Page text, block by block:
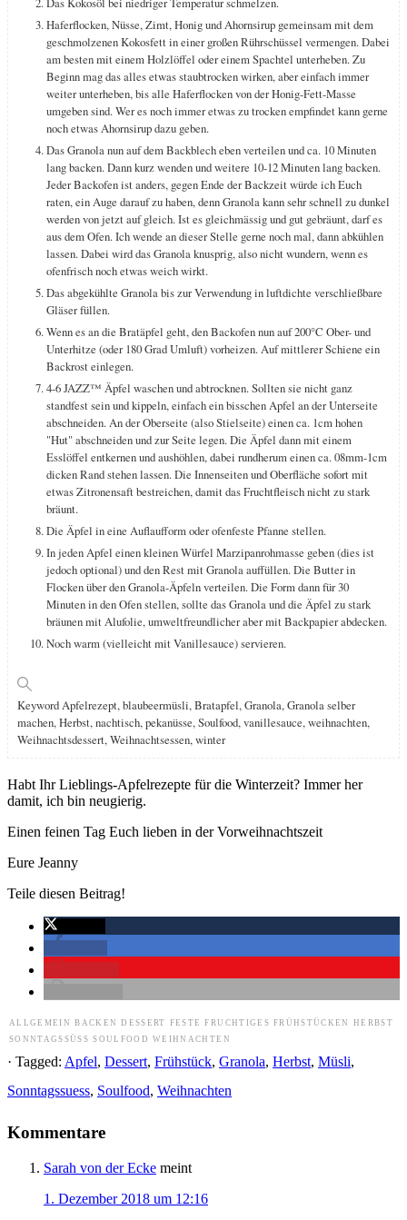
Haferflocken, Nüsse, Zimt, Honig und Ahornsirup gemeinsam mit dem
geschmolzenen Kokosfett in einer großen Rührschüssel vermengen. Dabei
am besten mit einem Holzlöffel oder einem Spachtel unterheben. Zu
Beginn mag das alles etwas staubtrocken wirken, aber einfach immer
weiter unterheben, bis alle Haferflocken von der Honig-Fett-Masse
umgeben sind. Wer es noch immer etwas zu trocken empfindet kann gerne
noch etwas Ahornsirup dazu geben.
Das Granola nun auf dem Backblech eben verteilen und ca. 10 Minuten
lang backen. Dann kurz wenden und weitere 10-12 Minuten lang backen.
Jeder Backofen ist anders, gegen Ende der Backzeit würde ich Euch
raten, ein Auge darauf zu haben, denn Granola kann sehr schnell zu dunkel
werden von jetzt auf gleich. Ist es gleichmässig und gut gebräunt, darf es
aus dem Ofen. Ich wende an dieser Stelle gerne noch mal, dann abkühlen
lassen. Dabei wird das Granola knusprig, also nicht wundern, wenn es
ofenfrisch noch etwas weich wirkt.
Das abgekühlte Granola bis zur Verwendung in luftdichte verschließbare
Gläser füllen.
Wenn es an die Bratäpfel geht, den Backofen nun auf 200°C Ober- und
Unterhitze (oder 180 Grad Umluft) vorheizen. Auf mittlerer Schiene ein
Backrost einlegen.
4-6 JAZZ™ Äpfel waschen und abtrocknen. Sollten sie nicht ganz
standfest sein und kippeln, einfach ein bisschen Apfel an der Unterseite
abschneiden. An der Oberseite (also Stielseite) einen ca. 1cm hohen
"Hut" abschneiden und zur Seite legen. Die Äpfel dann mit einem
Esslöffel entkernen und aushöhlen, dabei rundherum einen ca. 08mm-1cm
dicken Rand stehen lassen. Die Innenseiten und Oberfläche sofort mit
etwas Zitronensaft bestreichen, damit das Fruchtfleisch nicht zu stark
bräunt.
Die Äpfel in eine Auflaufform oder ofenfeste Pfanne stellen.
In jeden Apfel einen kleinen Würfel Marzipanrohmasse geben (dies ist
jedoch optional) und den Rest mit Granola auffüllen. Die Butter in
Flocken über den Granola-Äpfeln verteilen. Die Form dann für 30
Minuten in den Ofen stellen, sollte das Granola und die Äpfel zu stark
bräunen mit Alufolie, umweltfreundlicher aber mit Backpapier abdecken.
Noch warm (vielleicht mit Vanillesauce) servieren.
KeywordApfelrezept, blaubeermüsli, Bratapfel, Granola, Granola selber
machen, Herbst, nachtisch, pekanüsse, Soulfood, vanillesauce, weihnachten,
Weihnachtsdessert, Weihnachtsessen, winter
Habt Ihr Lieblings-Apfelrezepte für die Winterzeit? Immer her
damit, ich bin neugierig.
Einen feinen Tag Euch lieben in der Vorweihnachtszeit
Eure Jeanny
Teile diesen Beitrag!
ALLGEMEIN BACKEN DESSERT FESTE FRUCHTIGES FRÜHSTÜCKEN
HERBST
SONNTAGSSÜSS
SOULFOOD WEIHNACHTEN
· Tagged: Apfel, Dessert, Frühstück, Granola, Herbst, Müsli,
Sonntagssuess, Soulfood, Weihnachten
Kommentare
Sarah von der Ecke meint
1. Dezember 2018 um 12:16